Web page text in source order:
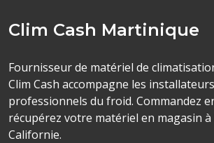
Clim Cash Martinique
Fournisseur de matériel de
Clim Cash accompagne les
professionnels du froid. Commandez
récupérez votre matériel en magasin à
Californie.